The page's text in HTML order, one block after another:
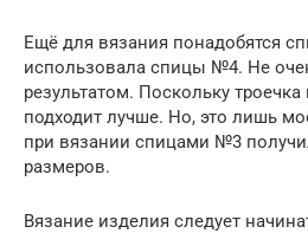
Ещё для вязания понадобятся
использовала спицы №4. Не
результатом. Поскольку
подходит лучше. Но, это лишь
при вязании спицами №3
размеров.
Вязание изделия следует